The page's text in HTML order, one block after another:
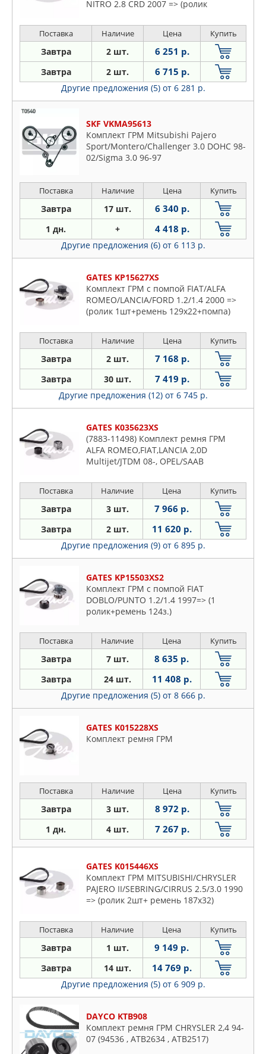
NITRO 2.8 CRD 2007 => (ролик
Поставка Наличие Цена Купить
Завтра 2 шт. 6 251 р.
Завтра 2 шт. 6 715 р.
Другие предложения (5) от 6 281 р.
SKF VKMA95613
Комплект ГРМ Mitsubishi Pajero
Sport/Montero/Challenger 3.0 DOHC 98-
02/Sigma 3.0 96-97
Поставка Наличие Цена Купить
Завтра 17 шт. 6 340 р.
1 дн. + 4 418 р.
Другие предложения (6) от 6 113 р.
GATES KP15627XS
Комплект ГРМ с помпой FIAT/ALFA
ROMEO/LANCIA/FORD 1.2/1.4 2000 =>
(ролик 1шт+ремень 129x22+помпа)
Поставка Наличие Цена Купить
Завтра 2 шт. 7 168 р.
Завтра 30 шт. 7 419 р.
Другие предложения (12) от 6 745 р.
GATES K035623XS
(7883-11498) Комплект ремня ГРМ
ALFA ROMEO,FIAT,LANCIA 2,0D
Multijet/JTDM 08-, OPEL/SAAB
Поставка Наличие Цена Купить
Завтра 3 шт. 7 966 р.
Завтра 2 шт. 11 620 р.
Другие предложения (9) от 6 895 р.
GATES KP15503XS2
Комплект ГРМ с помпой FIAT
DOBLO/PUNTO 1.2/1.4 1997=> (1
ролик+ремень 124з.)
Поставка Наличие Цена Купить
Завтра 7 шт. 8 635 р.
Завтра 24 шт. 11 408 р.
Другие предложения (5) от 8 666 р.
GATES K015228XS
Комплект ремня ГРМ
Поставка Наличие Цена Купить
Завтра 3 шт. 8 972 р.
1 дн. 4 шт. 7 267 р.
GATES K015446XS
Комплект ГРМ MITSUBISHI/CHRYSLER
PAJERO II/SEBRING/CIRRUS 2.5/3.0 1990
=> (ролик 2шт+ ремень 187x32)
Поставка Наличие Цена Купить
Завтра 1 шт. 9 149 р.
Завтра 14 шт. 14 769 р.
Другие предложения (5) от 6 909 р.
DAYCO KTB908
Комплект ремня ГРМ CHRYSLER 2,4 94-
07 (94536 , ATB2634 , ATB2517)